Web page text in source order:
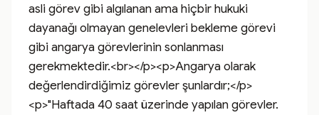
asli görev gibi algılanan ama hiçbir hukuki
dayanağı olmayan genelevleri bekleme görevi
gibi angarya görevlerinin sonlanması
gerekmektedir.<br></p><p>Angarya olarak
değerlendirdiğimiz görevler şunlardır;</p>
<p>"Haftada 40 saat üzerinde yapılan görevler.